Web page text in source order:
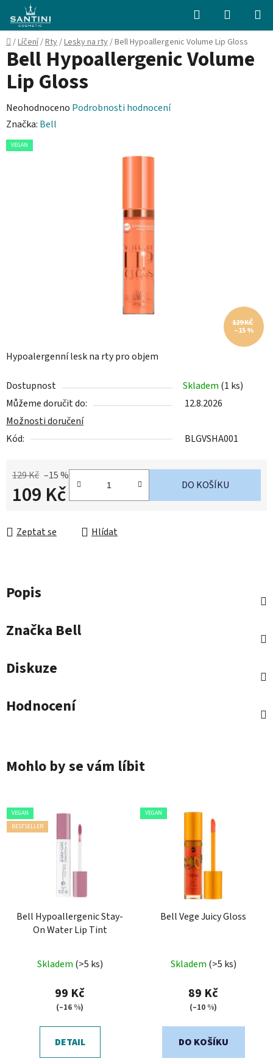
obsah
Hledat
KOŠÍK
Domů
/Líčení/Rty/Lesky na rty/Bell Hypoallergenic Volume Lip Gloss
Hypoalergenní lesk na rty pro objem
Dostupnost Skladem (1 ks)
Můžeme doručit do:
12.8.2026
Možnosti doručení
Kód:
BLGVSHA001
129 Kč –15 %
109 Kč DO KOŠÍKU
Zeptat se Hlídat
Bell Hypoallergenic Volume
Lip Gloss
Průměrné
hodnocení
produktu
Neohodnoceno Podrobnosti hodnocení
Značka: Bell
VEGAN
129 KČ
–15 %
Popis
Značka Bell
Diskuze
Hodnocení
Mohlo by se vám líbit
VEGAN
BESTSELLER
Bell Hypoallergenic Stay-
On Water Lip Tint
hodnocení
produktu
je
z
Skladem (>5 ks)
99 Kč
(–16 %)
DETAIL
VEGAN
Bell Vege Juicy Gloss
Skladem (>5 ks)
89 Kč
(–10 %)
DO KOŠÍKU